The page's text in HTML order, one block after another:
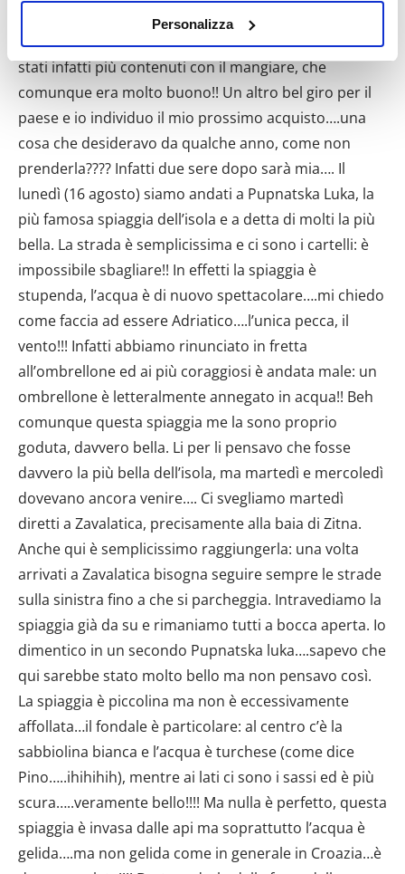
raccogliere informazioni sulla tua posizione
geografica, con un'approssimazione di qualche
Identificare il tuo dispositivo, scansionandolo
attivamente alla ricerca di caratteristiche specifiche
(impronte digitali).
Approfondisci come vengono elaborati i tuoi dati personali
e imposta le tue preferenze nellasezione dettagli . Puoi
modificare o ritirare il tuo consenso in qualsiasi momento
dalla Dichiarazione sui cookie.
Utilizziamo i cookie per personalizzare contenuti ed
annunci, per fornire funzionalità dei social media e per
analizzare il nostro traffico. Condividiamo inoltre
informazioni sul modo in cui utilizzi il nostro sito con i
nostri partner che si occupano di analisi dei dati web,
pubblicità e social media, i quali potrebbero combinarle
con altre informazioni che hai fornito loro o che hanno
raccolto dal tuo utilizzo dei loro servizi.
Personalizza